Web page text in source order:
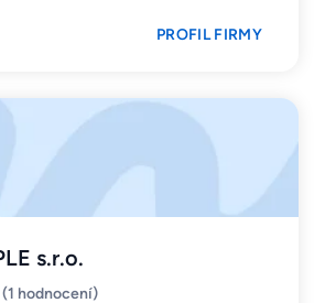
PROFIL FIRMY
s.r.o.
(1 hodnocení)